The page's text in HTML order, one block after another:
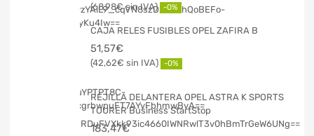
68,98€ -0%
CAJA RELES FUSIBLES OPEL ZAFIRA B
51,57€
42,62€ -0%
REJILLA DELANTERA OPEL ASTRA K SPORTS
TOURER Business StartStop
183,47€